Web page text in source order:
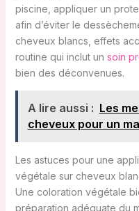
piscine, appliquer un
afin d’éviter le
cheveux blancs, effets
routine qui inclut un soin
bien des déconvenues.
A lire aussi : Les
cheveux pour un
Les astuces pour une
végétale sur cheveux
Une coloration végétale
préparation adéquate du